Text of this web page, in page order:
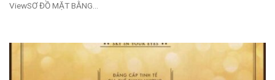
ViewSƠ ĐỒ MẶT BẰNG...